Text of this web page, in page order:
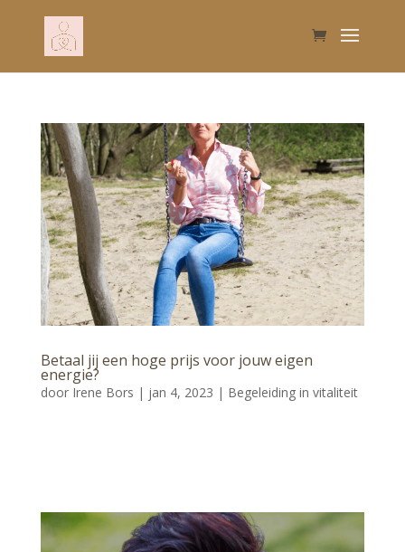
Betaal jij een hoge prijs voor jouw eigen
energie?
door Irene Bors | jan 4, 2023 | Begeleiding in vitaliteit